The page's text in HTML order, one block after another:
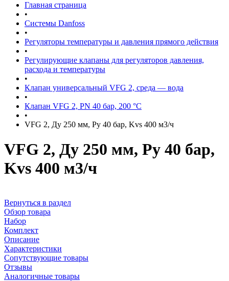
Главная страница
•
Системы Danfoss
•
Регуляторы температуры и давления прямого действия
•
Регулирующие клапаны для регуляторов давления,
расхода и температуры
•
Клапан универсальный VFG 2, среда — вода
•
Клапан VFG 2, PN 40 бар, 200 °С
•
VFG 2, Ду 250 мм, Ру 40 бар, Kvs 400 м3/ч
VFG 2, Ду 250 мм, Ру 40 бар,
Kvs 400 м3/ч
Вернуться в раздел
Обзор товара
Набор
Комплект
Описание
Характеристики
Сопутствующие товары
Отзывы
Аналогичные товары